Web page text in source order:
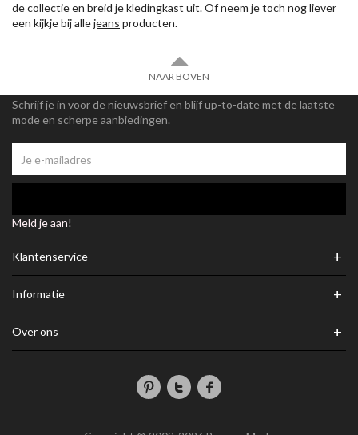
de collectie en breid je kledingkast uit. Of neem je toch nog liever
een kijkje bij allejeans producten.
NAAR BOVEN
Schrijf je in voor de nieuwsbrief en blijf up-to-date met de laatste
mode en scherpe aanbiedingen.
Meld je aan!
Klantenservice +
Informatie +
Over ons +